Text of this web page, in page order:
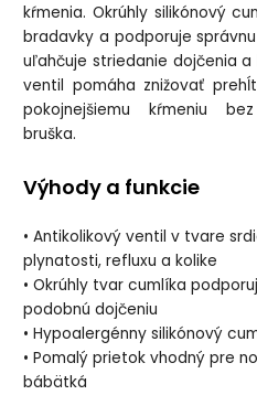
kŕmenia. Okrúhly silikónový
bradavky a podporuje
uľahčuje striedanie dojčenia
ventil pomáha znižovať
pokojnejšiemu kŕmeniu
bruška.
Výhody a funkcie
• Antikolikový ventil v tvare
plynatosti, refluxu a kolike
• Okrúhly tvar cumlíka
podobnú dojčeniu
• Hypoalergénny silikónový
• Pomalý prietok vhodný pre
bábätká